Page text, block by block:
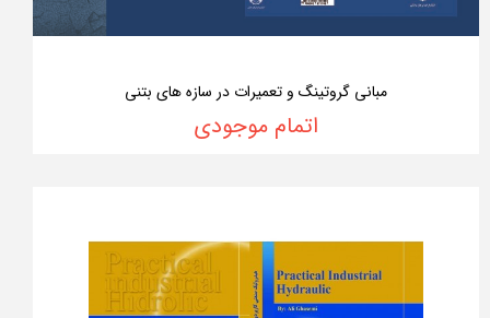
مبانی گروتینگ و تعمیرات در سازه های بتنی
اتمام موجودی